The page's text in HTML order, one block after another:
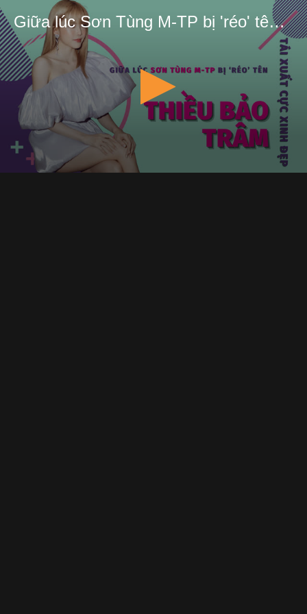
Giữa lúc Sơn Tùng M-TP bị 'réo' tên, Thiều Bảo Trâm tái xuất cực xinh đẹp | Starboom